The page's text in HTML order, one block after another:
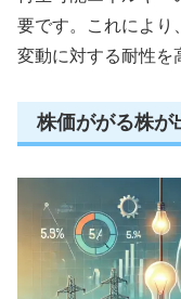
要です。これにより
変動に対する耐性を
株価ががる株が